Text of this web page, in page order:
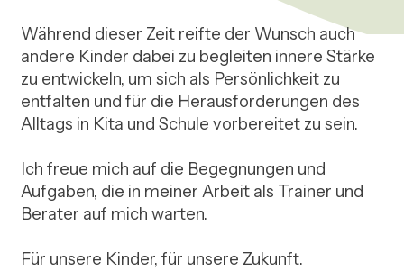
Während dieser Zeit reifte der Wunsch auch
andere Kinder dabei zu begleiten innere Stärke
zu entwickeln, um sich als Persönlichkeit zu
entfalten und für die Herausforderungen des
Alltags in Kita und Schule vorbereitet zu sein.
Ich freue mich auf die Begegnungen und
Aufgaben, die in meiner Arbeit als Trainer und
Berater auf mich warten.
Für unsere Kinder, für unsere Zukunft.